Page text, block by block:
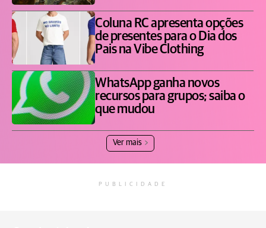
Coluna RC apresenta opções
de presentes para o Dia dos
Pais na Vibe Clothing
WhatsApp ganha novos
recursos para grupos; saiba o
que mudou
Ver mais
PUBLICIDADE